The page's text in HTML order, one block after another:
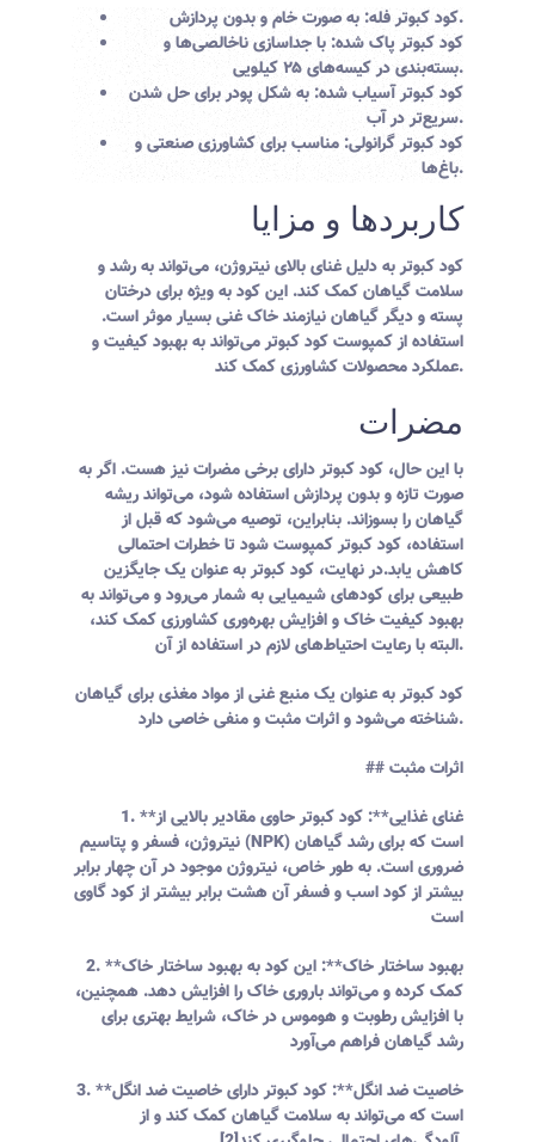
کود کبوتر فله: به صورت خام و بدون پردازش.
کود کبوتر پاک شده: با جداسازی ناخالصی‌ها و
بسته‌بندی در کیسه‌های ۲۵ کیلویی.
کود کبوتر آسیاب شده: به شکل پودر برای حل شدن
سریع‌تر در آب.
کود کبوتر گرانولی: مناسب برای کشاورزی صنعتی و
باغ‌ها.
کاربردها و مزایا
کود کبوتر به دلیل غنای بالای نیتروژن، می‌تواند به رشد و
سلامت گیاهان کمک کند. این کود به ویژه برای درختان
پسته و دیگر گیاهان نیازمند خاک غنی بسیار موثر است.
استفاده از کمپوست کود کبوتر می‌تواند به بهبود کیفیت و
عملکرد محصولات کشاورزی کمک کند.
مضرات
با این حال، کود کبوتر دارای برخی مضرات نیز هست. اگر به
صورت تازه و بدون پردازش استفاده شود، می‌تواند ریشه
گیاهان را بسوزاند. بنابراین، توصیه می‌شود که قبل از
استفاده، کود کبوتر کمپوست شود تا خطرات احتمالی
کاهش یابد.در نهایت، کود کبوتر به عنوان یک جایگزین
طبیعی برای کودهای شیمیایی به شمار می‌رود و می‌تواند به
بهبود کیفیت خاک و افزایش بهره‌وری کشاورزی کمک کند،
البته با رعایت احتیاط‌های لازم در استفاده از آن.
کود کبوتر به عنوان یک منبع غنی از مواد مغذی برای گیاهان
شناخته می‌شود و اثرات مثبت و منفی خاصی دارد.
## اثرات مثبت
1. **غنای غذایی**: کود کبوتر حاوی مقادیر بالایی از
نیتروژن، فسفر و پتاسیم (NPK) است که برای رشد گیاهان
ضروری است. به طور خاص، نیتروژن موجود در آن چهار برابر
بیشتر از کود اسب و فسفر آن هشت برابر بیشتر از کود گاوی
است
2. **بهبود ساختار خاک**: این کود به بهبود ساختار خاک
کمک کرده و می‌تواند باروری خاک را افزایش دهد. همچنین،
با افزایش رطوبت و هوموس در خاک، شرایط بهتری برای
رشد گیاهان فراهم می‌آورد
3. **خاصیت ضد انگل**: کود کبوتر دارای خاصیت ضد انگل
است که می‌تواند به سلامت گیاهان کمک کند و از